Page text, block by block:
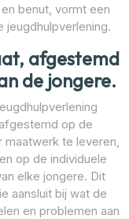
benut, vormt een
jeugdhulpverlening.
afgestemd
de jongere.
op de
te leveren,
op de individuele
elke jongere. Dit
aansluit bij wat de
en problemen aan